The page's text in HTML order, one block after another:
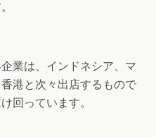
業は、インドネシア、マ
港と次々出店するもので
回っています。